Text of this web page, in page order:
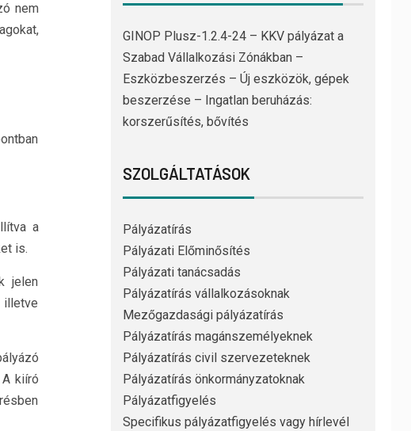
nem
a
is.
jelen
illetve
kiíró
GINOP Plusz-1.2.4-24 – KKV pályázat a
Szabad Vállalkozási Zónákban –
Eszközbeszerzés – Új eszközök, gépek
beszerzése – Ingatlan beruházás:
korszerűsítés, bővítés
SZOLGÁLTATÁSOK
Pályázatírás
Pályázati Előminősítés
Pályázati tanácsadás
Pályázatírás vállalkozásoknak
Mezőgazdasági pályázatírás
Pályázatírás magánszemélyeknek
Pályázatírás civil szervezeteknek
Pályázatírás önkormányzatoknak
Pályázatfigyelés
Specifikus pályázatfigyelés vagy hírlevél